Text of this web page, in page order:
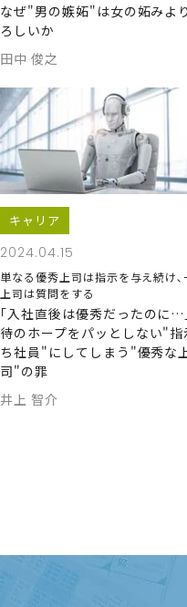
なぜ"男の嫉妬"は女の妬みよ
ろしいか
田中 俊之
キャリア
2024.04.15
単なる優秀上司は指示を与え続け､
上司は質問をする
｢入社直後は優秀だったのに…
待のホープをパッとしない"指
ち社員"にしてしまう"優秀な
司"の罪
井上 智介